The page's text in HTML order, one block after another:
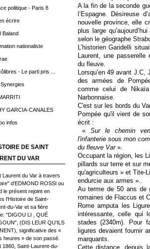
politique - Paris 8
écrire
Baland
nationaliste
- Le parti pris ...
GARCIA-CANALES
infos
DE SAINT
DU VAR
Laurent du Var à travers
d'EDMOND ROSSI ou
le présent rejoint en
l'Histoire de Saint-
du-Var et sa fière
"DIGOU LI , QUÉ
(DIS LEUR QU'ILS
significative des «
heures » de son passé.
1860, Saint-Laurent-du-
A la fin de la seconde
l’Espagne. Désireuse
nouvelle province, elle
plus large
selon le géographe
L’historien Garidelli
Laurent, une
du fleuve.
Lorsqu’en 49 avant J.C,
des armées de
comme celui de
Narbonnaise.
C'est sur les bords du
Pompée qu'il vient de
écrit :
«Sur le chemin
l'infanterie sous mon
du fleuve Var».
Occupant la région, les
pillards sur terre et sur
qu'agriculteurs » et Tite-
endurcie aux armes »..
Au terme de 50 ans de
romaines de Flaccus et
Rome amputa les
intéressante, celle qui
stades (2340m). Pour
ligures devaient fournir
marquants.
Cette distance, depuis